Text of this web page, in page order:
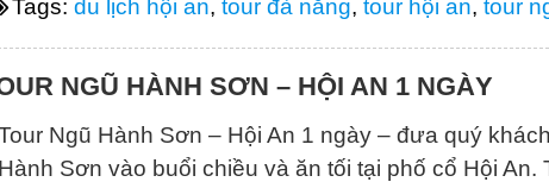
Tags: du lịch hội an, tour đà nẵng, tour hội an, tour
NGŨ HÀNH SƠN – HỘI AN 1 NGÀY
Ngũ Hành Sơn – Hội An 1 ngày – đưa quý
Hành Sơn vào buổi chiều và ăn tối tại phố cổ Hội